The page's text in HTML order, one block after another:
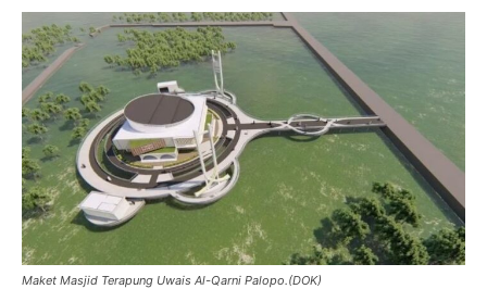
Maket Masjid Terapung Uwais Al-Qarni Palopo.(DOK)